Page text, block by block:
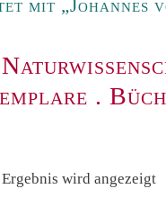
mit „Johannes
.
wird angezeigt